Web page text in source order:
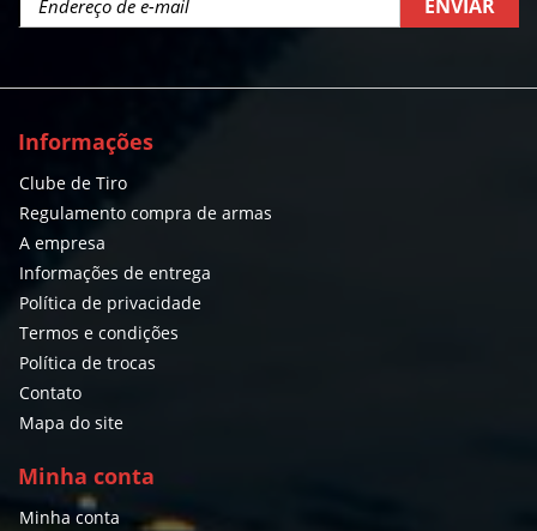
ENVIAR
Informações
Clube de Tiro
Regulamento compra de armas
A empresa
Informações de entrega
Política de privacidade
Termos e condições
Política de trocas
Contato
Mapa do site
Minha conta
Minha conta